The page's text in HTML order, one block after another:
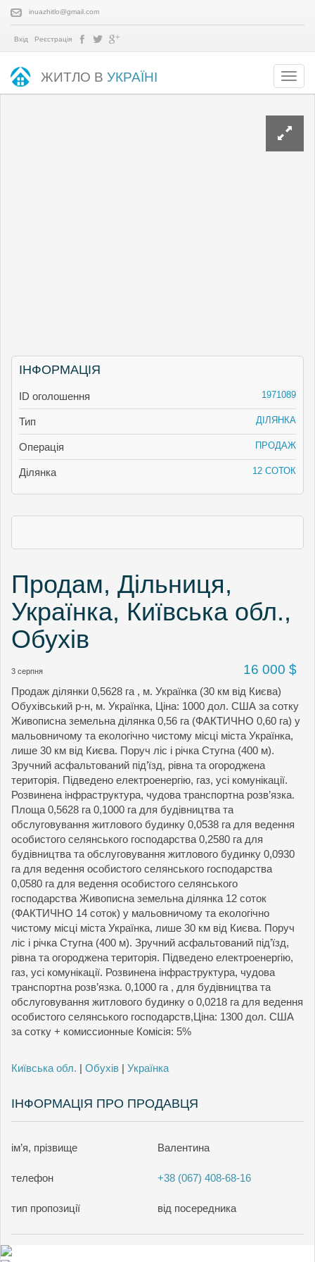
inuazhitlo@gmail.com
Вхід Реєстрація
ЖИТЛО В УКРАЇНІ
ІНФОРМАЦІЯ
ID оголошення 1971089
Тип ДІЛЯНКА
Операція ПРОДАЖ
Ділянка 12 СОТОК
Продам, Дільниця,
Українка, Київська обл.,
Обухів
3 серпня 16 000 $
Продаж ділянки 0,5628 га , м. Українка (30 км від Києва)
Обухівський р-н, м. Українка, Ціна: 1000 дол. США за сотку
Живописна земельна ділянка 0,56 га (ФАКТИЧНО 0,60 га) у
мальовничому та екологічно чистому місці міста Українка,
лише 30 км від Києва. Поруч ліс і річка Стугна (400 м).
Зручний асфальтований під’їзд, рівна та огороджена
територія. Підведено електроенергію, газ, усі комунікації.
Розвинена інфраструктура, чудова транспортна розв’язка.
Площа 0,5628 га 0,1000 га для будівництва та
обслуговування житлового будинку 0,0538 га для ведення
особистого селянського господарства 0,2580 га для
будівництва та обслуговування житлового будинку 0,0930
га для ведення особистого селянського господарства
0,0580 га для ведення особистого селянського
господарства Живописна земельна ділянка 12 соток
(ФАКТИЧНО 14 соток) у мальовничому та екологічно
чистому місці міста Українка, лише 30 км від Києва. Поруч
ліс і річка Стугна (400 м). Зручний асфальтований під’їзд,
рівна та огороджена територія. Підведено електроенергію,
газ, усі комунікації. Розвинена інфраструктура, чудова
транспортна розв’язка. 0,1000 га , для будівництва та
обслуговування житлового будинку o 0,0218 га для ведення
особистого селянського господарств,Ціна: 1300 дол. США
за сотку + комиссионные Комісія: 5%
Київська обл. | Обухів | Українка
ІНФОРМАЦІЯ ПРО ПРОДАВЦЯ
ім’я, прізвище Валентина
телефон +38 (067) 408-68-16
тип пропозиції від посередника